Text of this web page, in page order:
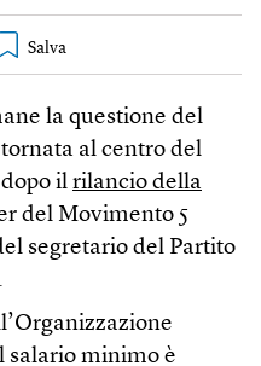
la questione del
al centro del
il rilancio della
del Movimento 5
segretario del Partito
salario minimo è